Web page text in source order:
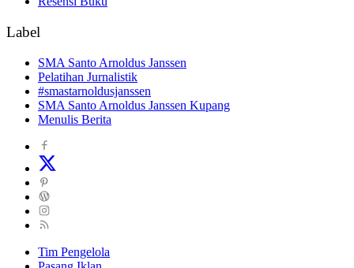
Label
SMA Santo Arnoldus Janssen
Pelatihan Jurnalistik
#smastarnoldusjanssen
SMA Santo Arnoldus Janssen Kupang
Menulis Berita
Tim Pengelola